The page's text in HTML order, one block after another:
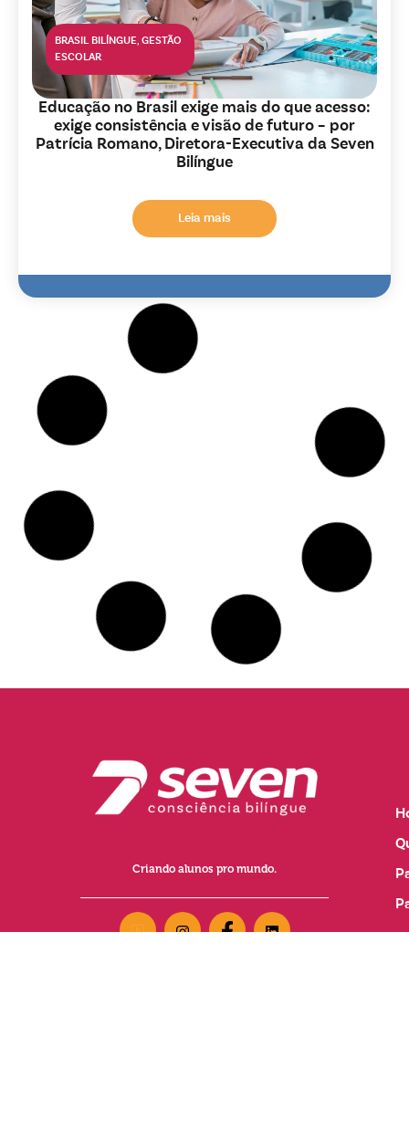
Educação no Brasil exige mais do que acesso:
exige consistência e visão de futuro – por
Patrícia Romano, Diretora-Executiva da Seven
Bilíngue
BRASIL BILÍNGUE, GESTÃO
ESCOLAR
Leia mais
Copa do Mundo 2026: multiculturalidade e
BILINGUISMO
CURIOSIDADES